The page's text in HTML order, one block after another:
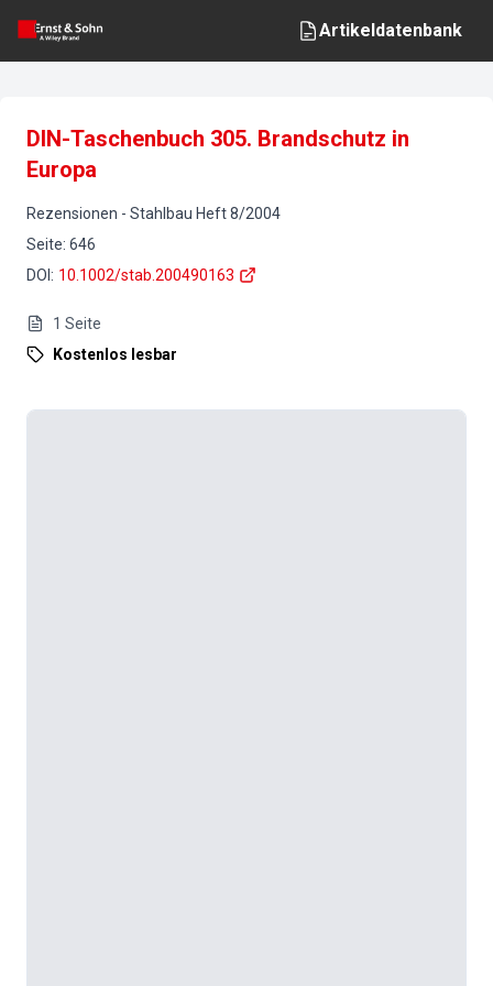
Artikeldatenbank
DIN-Taschenbuch 305. Brandschutz in
Europa
Rezensionen - Stahlbau Heft8/2004
Seite: 646
DOI : 10.1002/stab.200490163
1 Seite
Kostenlos lesbar